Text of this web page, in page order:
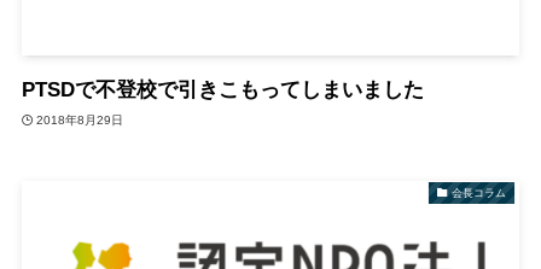
PTSDで不登校で引きこもってしまいました
2018年8月29日
会長コラム